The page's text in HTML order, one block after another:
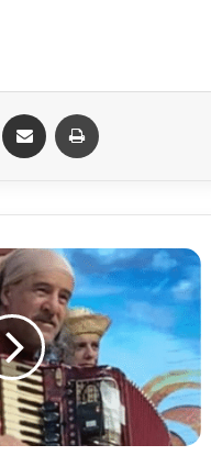
Pocket Compartilhar via e-mail